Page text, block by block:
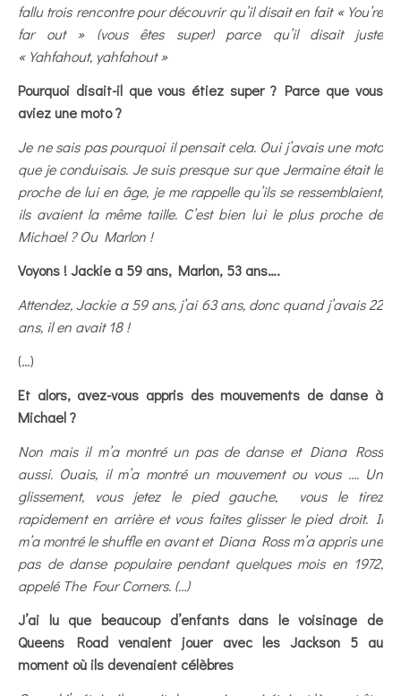
fallu trois rencontre pour découvrir qu’il disait en fait « You’re
far out » (vous êtes super) parce qu’il disait juste
« Yahfahout, yahfahout »
Pourquoi disait-il que vous étiez super ? Parce que vous
aviez une moto ?
Je ne sais pas pourquoi il pensait cela. Oui j’avais une moto
que je conduisais. Je suis presque sur que Jermaine était le
proche de lui en âge, je me rappelle qu’ils se ressemblaient,
ils avaient la même taille. C’est bien lui le plus proche de
Michael ? Ou Marlon !
Voyons ! Jackie a 59 ans, Marlon, 53 ans….
Attendez, Jackie a 59 ans, j’ai 63 ans, donc quand j’avais 22
ans, il en avait 18 !
(…)
Et alors, avez-vous appris des mouvements de danse à
Michael ?
Non mais il m’a montré un pas de danse et Diana Ross
aussi. Ouais, il m’a montré un mouvement ou vous …. Un
glissement, vous jetez le pied gauche, vous le tirez
rapidement en arrière et vous faites glisser le pied droit. Il
m’a montré le shuffle en avant et Diana Ross m’a appris une
pas de danse populaire pendant quelques mois en 1972,
appelé The Four Corners. (…)
J’ai lu que beaucoup d’enfants dans le voisinage de
Queens Road venaient jouer avec les Jackson 5 au
moment où ils devenaient célèbres